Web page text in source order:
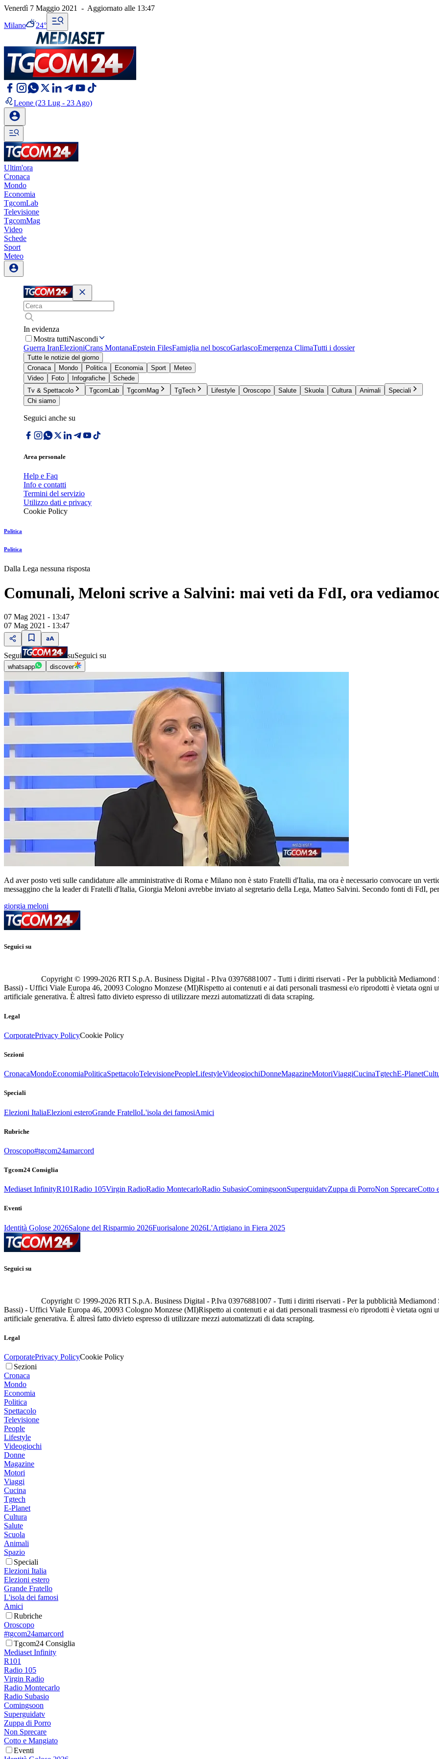
Venerdì 7 Maggio 2021 - Aggiornato alle 13:47
Milano 24°
Leone (23 Lug - 23 Ago)
Ultim'ora
Cronaca
Mondo
Economia
TgcomLab
Televisione
TgcomMag
Video
Schede
Sport
Meteo
In evidenza
Mostra tuttiNascondi
Guerra IranElezioniCrans MontanaEpstein FilesFamiglia nel boscoGarlascoEmergenza ClimaTutti i dossier
Tutte le notizie del giorno
Cronaca
Mondo Politica Economia Sport
Meteo
Video
Foto Infografiche
Schede
Tv & Spettacolo
TgcomLab TgcomMag TgTech Lifestyle Oroscopo Salute Skuola Cultura Animali
Speciali
Chi siamo
Seguici anche su
Area personale
Help e Faq
Info e contatti
Termini del servizio
Utilizzo dati e privacy
Cookie Policy
Politica
Politica
Dalla Lega nessuna risposta
Comunali, Meloni scrive a Salvini: mai veti da FdI, ora
07 Mag 2021 - 13:47
07 Mag 2021 - 13:47
Segui suSeguici su
whatsapp discover
Ad aver posto veti sulle candidature alle amministrative di Roma e Milano non è stato Fratelli d'Italia, ma ora è necessario convocare un
messaggino che la leader di Fratelli d'Italia, Giorgia Meloni avrebbe inviato al segretario della Lega, Matteo Salvini. Secondo fonti di FdI,
giorgia meloni
Seguici su
Copyright © 1999-2026 RTI S.p.A. Business Digital - P.Iva 03976881007 - Tutti i diritti riservati - Per la pubblicità
Bassi) - Uffici Viale Europa 46, 20093 Cologno Monzese (MI)Rispetto ai contenuti e ai dati personali trasmessi e/o riprodotti è vietata ogni
artificiale generativa. È altresì fatto divieto espresso di utilizzare mezzi automatizzati di data scraping.
Legal
CorporatePrivacy PolicyCookie Policy
Sezioni
CronacaMondoEconomiaPoliticaSpettacoloTelevisionePeopleLifestyleVideogiochiDonneMagazineMotoriViaggiCucinaTgtechE-Planet
Speciali
Elezioni ItaliaElezioni esteroGrande FratelloL'isola dei famosiAmici
Rubriche
Oroscopo#tgcom24amarcord
Tgcom24 Consiglia
Mediaset InfinityR101Radio 105Virgin RadioRadio MontecarloRadio SubasioComingsoonSuperguidatvZuppa di PorroNon SprecareCotto
Eventi
Identità Golose 2026Salone del Risparmio 2026Fuorisalone 2026L'Artigiano in Fiera 2025
Seguici su
Copyright © 1999-2026 RTI S.p.A. Business Digital - P.Iva 03976881007 - Tutti i diritti riservati - Per la pubblicità
Bassi) - Uffici Viale Europa 46, 20093 Cologno Monzese (MI)Rispetto ai contenuti e ai dati personali trasmessi e/o riprodotti è vietata ogni
artificiale generativa. È altresì fatto divieto espresso di utilizzare mezzi automatizzati di data scraping.
Legal
CorporatePrivacy PolicyCookie Policy
Sezioni
Cronaca
Mondo
Economia
Politica
Spettacolo
Televisione
People
Lifestyle
Videogiochi
Donne
Magazine
Motori
Viaggi
Cucina
Tgtech
E-Planet
Cultura
Salute
Scuola
Animali
Spazio
Speciali
Elezioni Italia
Elezioni estero
Grande Fratello
L'isola dei famosi
Amici
Rubriche
Oroscopo
#tgcom24amarcord
Tgcom24 Consiglia
Mediaset Infinity
R101
Radio 105
Virgin Radio
Radio Montecarlo
Radio Subasio
Comingsoon
Superguidatv
Zuppa di Porro
Non Sprecare
Cotto e Mangiato
Eventi